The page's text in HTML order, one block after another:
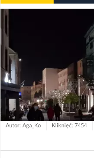
Autor: Aga_Ko Kliknięć: 7454